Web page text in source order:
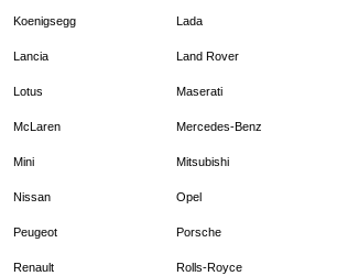
Koenigsegg Lada
Lancia Land Rover
Lotus Maserati
McLaren Mercedes-Benz
Mini Mitsubishi
Nissan Opel
Peugeot Porsche
Renault Rolls-Royce